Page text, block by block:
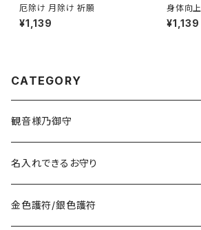
厄除け 月除け 祈願
¥1,139
身体向上
¥1,139
CATEGORY
観音様乃御守
宝くじに御利益ある組合せ
サマージャンボ宝くじに当たりたい時の組合せ
お金に御利益ある組合せ
名入れできるお守り
金色護符/銀色護符